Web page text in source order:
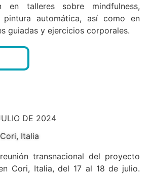
en talleres sobre mindfulness,
automática, así como en
guiadas y ejercicios corporales.
DE 2024
Italia
transnacional del proyecto
Cori, Italia, del 17 al 18 de julio.